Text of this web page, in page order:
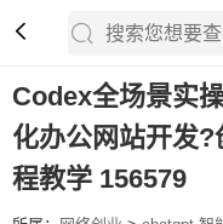
Codex全场景实
化办公网站开发
程教学 156579